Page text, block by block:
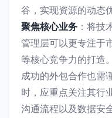
谷，实现资源的动态
聚焦核心业务 ：将技
管理层可以更专注于
等核心竞争力的打造。
成功的外包合作也需
时，应重点关注其行
沟通流程以及数据安